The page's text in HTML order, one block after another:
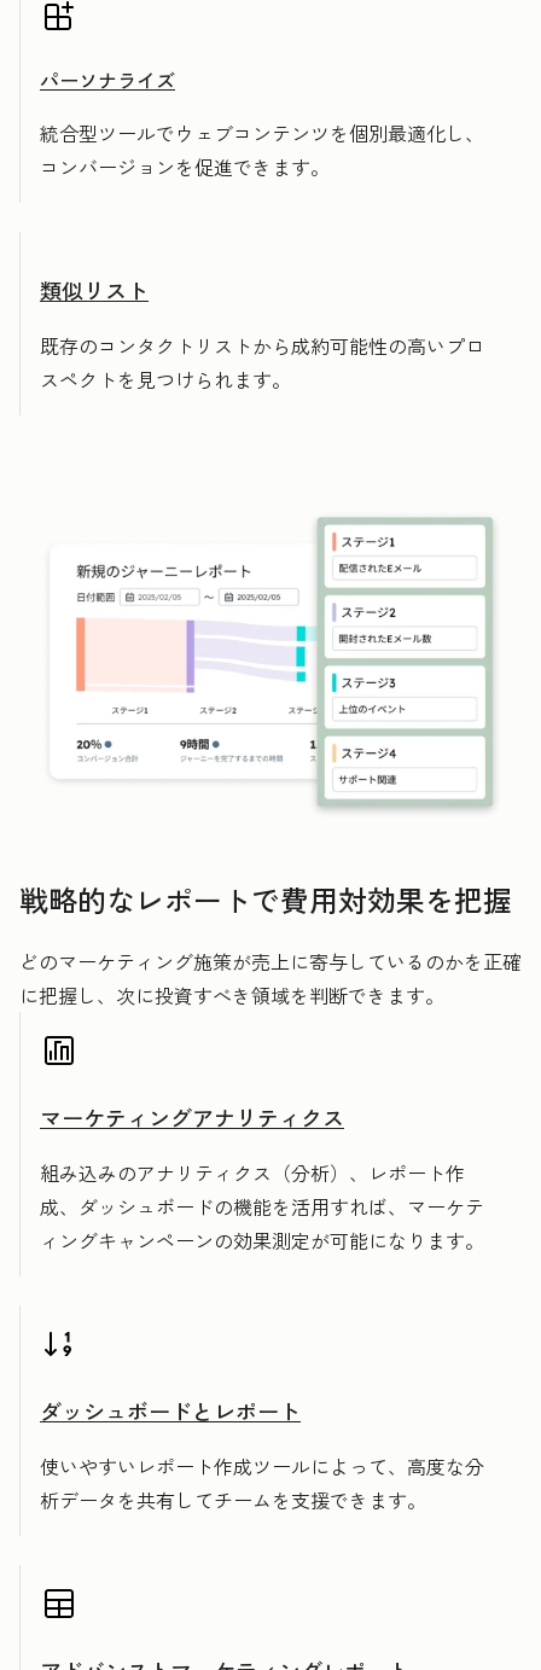
パーソナライズ
統合型ツールでウェブコンテンツを個別最適化し、
コンバージョンを促進できます。
類似リスト
既存のコンタクトリストから成約可能性の高いプロ
スペクトを見つけられます。
戦略的なレポートで費用対効果を把握
どのマーケティング施策が売上に寄与しているのかを正確
に把握し、次に投資すべき領域を判断できます。
マーケティングアナリティクス
組み込みのアナリティクス（分析）、レポート作
成、ダッシュボードの機能を活用すれば、マーケテ
ィングキャンペーンの効果測定が可能になります。
ダッシュボードとレポート
使いやすいレポート作成ツールによって、高度な分
析データを共有してチームを支援できます。